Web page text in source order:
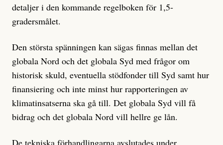
detaljer i den kommande regelboken för 1,5-
gradersmålet.
Den största spänningen kan sägas finnas mellan det
globala Nord och det globala Syd med frågor om
historisk skuld, eventuella stödfonder till Syd samt hur
finansiering och inte minst hur rapporteringen av
klimatinsatserna ska gå till. Det globala Syd vill få
bidrag och det globala Nord vill hellre ge lån.
De tekniska förhandlingarna avslutades under